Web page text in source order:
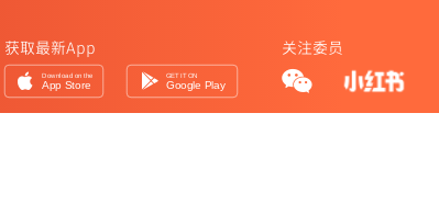
获取最新App
Download on the
App Store
GET IT ON
Google Play
关注委员